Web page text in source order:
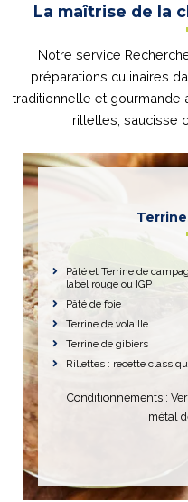
La maîtrise de la
Notre service
préparations culinaires
traditionnelle et gourmande
rillettes, saucisse
Pâté et Terrine de
label rouge ou IGP
Pâté de foie
Terrine de volaille
Terrine de gibiers
Rillettes : recette
Conditionnements :
métal